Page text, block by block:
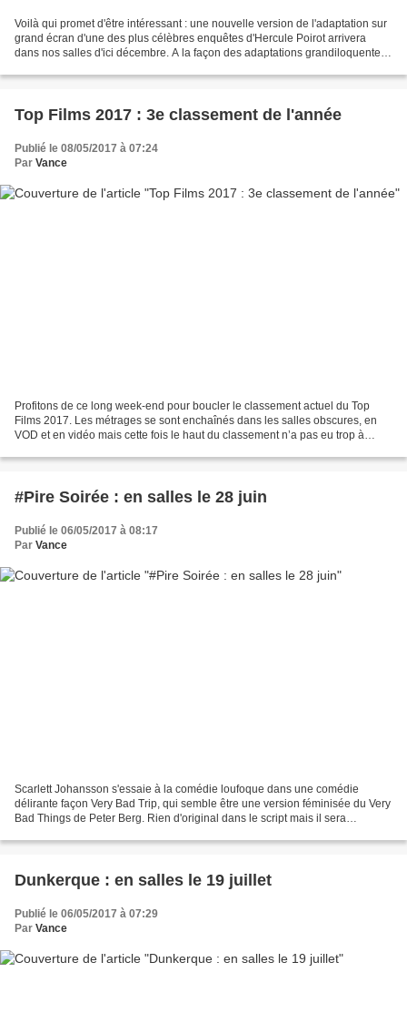
Voilà qui promet d'être intéressant : une nouvelle version de l'adaptation sur
grand écran d'une des plus célèbres enquêtes d'Hercule Poirot arrivera
dans nos salles d'ici décembre. A la façon des adaptations grandiloquentes
Top Films 2017 : 3e classement de l'année
Publié le 08/05/2017 à 07:24
Par Vance
Profitons de ce long week-end pour boucler le classement actuel du Top
Films 2017. Les métrages se sont enchaînés dans les salles obscures, en
VOD et en vidéo mais cette fois le haut du classement n’a pas eu trop à
#Pire Soirée : en salles le 28 juin
Publié le 06/05/2017 à 08:17
Par Vance
Scarlett Johansson s'essaie à la comédie loufoque dans une comédie
délirante façon Very Bad Trip, qui semble être une version féminisée du Very
Bad Things de Peter Berg. Rien d'original dans le script mais il sera
Dunkerque : en salles le 19 juillet
Publié le 06/05/2017 à 07:29
Par Vance